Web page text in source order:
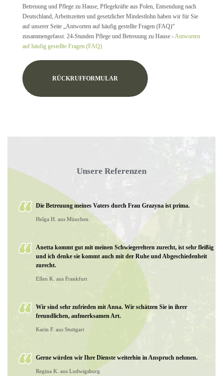
Betreuung und Pflege zu Hause, Pflegekräfte aus Polen, Entsendung nach
Deutschland, Arbeitszeiten und gesetzlicher Mindestlohn haben wir für Sie
auf unserer Seite „Antworten auf häufig gestellte Fragen (FAQ)“
zusammengefasst. 24-Stunden Pflege und Betreuung zu Hause -Antworten
auf häufig gestellte Fragen (FAQ)
RÜCKRUFFORMULAR
Unsere Referenzen
Die Betreuung meines Vaters durch Frau Grazyna ist prima.
Helga H. aus München
Anetta kommt gut mit meinen Schwiegereltern zurecht, ist sehr fleißig
und ich denke sie kommt auch mit der Ruhe und Abgeschiedenheit
zurecht.
Ellen K. aus Frankfurt
Wir sind sehr zufrieden mit Anna. Wir schätzen Sie in ihrer
freundlichen, aufmerksamen Art.
Karin F. aus Stuttgart
Gerne würden wir Ihre Dienste weiterhin in Anspruch nehmen.
Regina K. aus Ludwigsburg